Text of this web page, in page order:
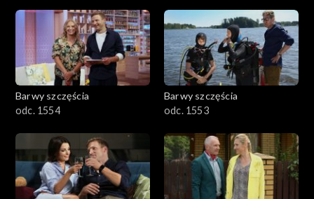
Barwy szczęścia
odc. 1554
Barwy szczęścia
odc. 1553